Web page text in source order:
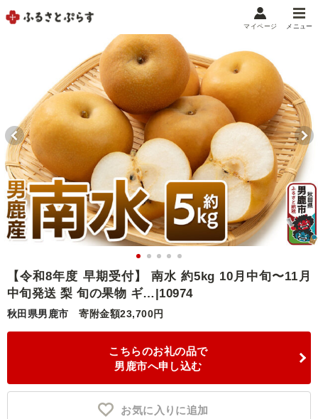
メニュー
マイページ
お気に入り 閲覧履歴
メニュー
お礼の品から探す
お礼の品をカテゴリや金額で絞り込み
自治体から探す
ランキング
特集・おすすめ
マイページ
【令和8年度 早期受付】 南水 約5kg 10月中旬〜11月
中旬発送 梨 旬の果物 ギ…|10974
秋田県男鹿市 寄附金額23,700円
こちらのお礼の品で
男鹿市へ申し込む
お気に入りに追加